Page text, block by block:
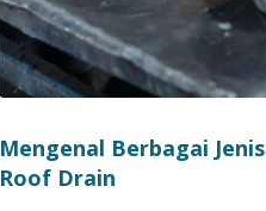
Mengenal Berbagai Jenis
Roof Drain